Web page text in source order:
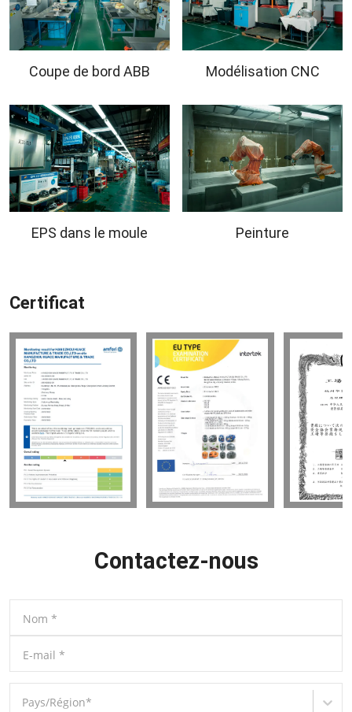
Coupe de bord ABB Modélisation CNC
EPS dans le moule Peinture
Certificat
Contactez-nous
Nom *
E-mail *
Pays/Région*